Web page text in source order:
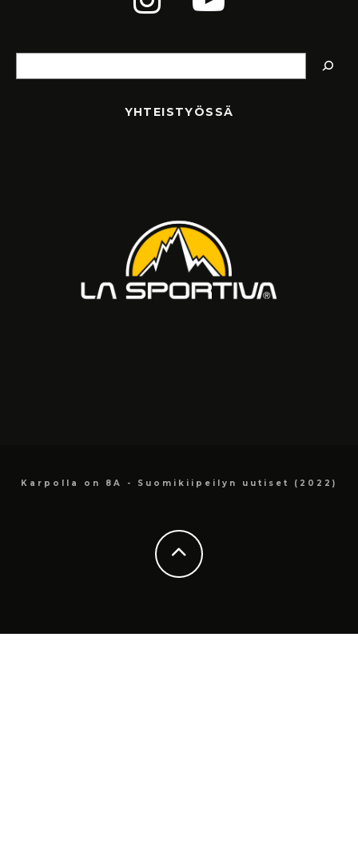
YHTEISTYÖSSÄ
Karpolla on 8A - Suomikiipeilyn uutiset (2022)